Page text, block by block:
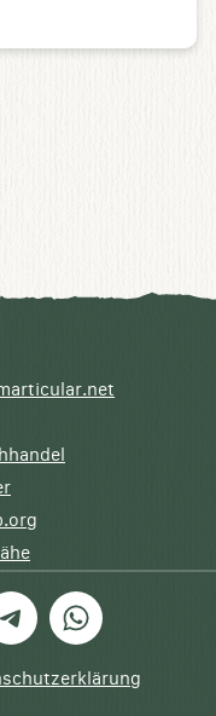
TelegramWhatsApp